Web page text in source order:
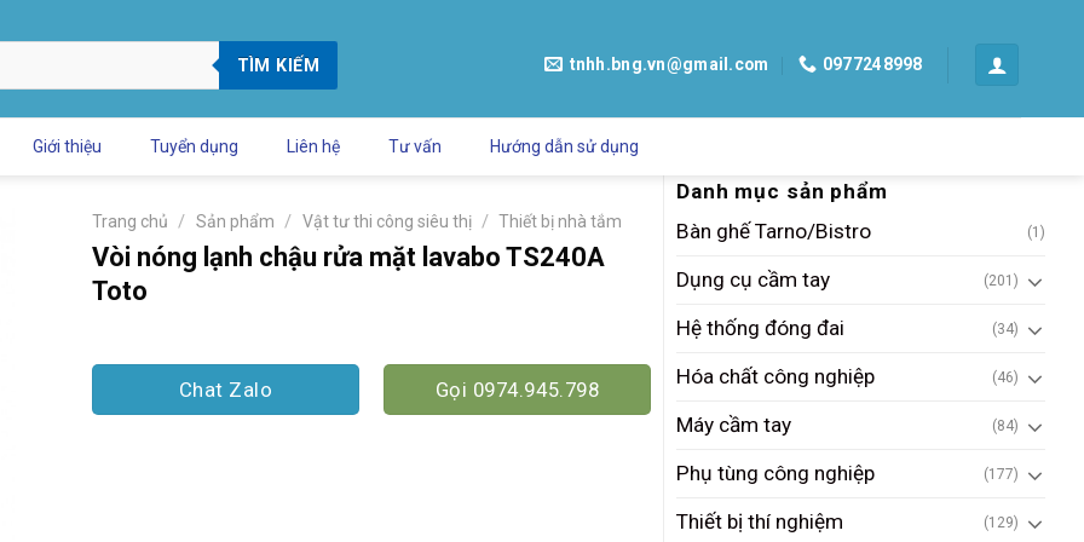
TÌM KIẾM tnhh.bng.vn@gmail.com 0977248998
Giới thiệu Tuyển dụng Liên hệ Tư vấn Hướng dẫn sử dụng
Danh mục sản phẩm
Bàn ghế Tarno/Bistro
(1)
Dụng cụ cầm tay (201)
Hệ thống đóng đai (34)
Hóa chất công nghiệp (46)
Máy cầm tay (84)
Phụ tùng công nghiệp (177)
Thiết bị thí nghiệm (129)
Trang chủ / Sản phẩm / Vật tư thi công siêu thị / Thiết bị nhà tắm
Vòi nóng lạnh chậu rửa mặt lavabo TS240A
Toto
Chat Zalo Gọi 0974.945.798